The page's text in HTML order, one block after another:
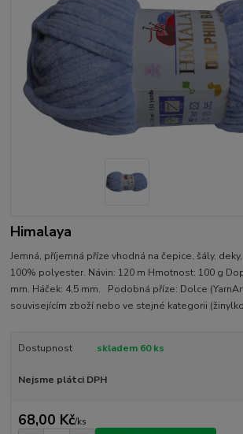
Himalaya
Jemná, příjemná příze vhodná na čepice, šály,
100% polyester. Návin: 120 m Hmotnost: 100 g
mm. Háček: 4,5 mm. Podobná příze: Dolce
souvisejícím zboží nebo ve stejné kategorii
Dostupnost skladem 60 ks
Nejsme plátci DPH
68,00 Kč/ks